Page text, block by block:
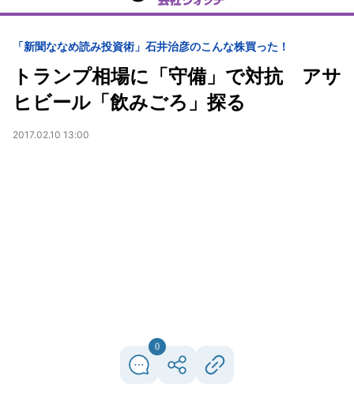
「新聞ななめ読み投資術」石井治彦のこんな株買った！
トランプ相場に「守備」で対抗 アサ
ヒビール「飲みごろ」探る
2017.02.10 13:00
0